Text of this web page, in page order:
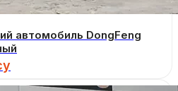
автомобиль DongFeng